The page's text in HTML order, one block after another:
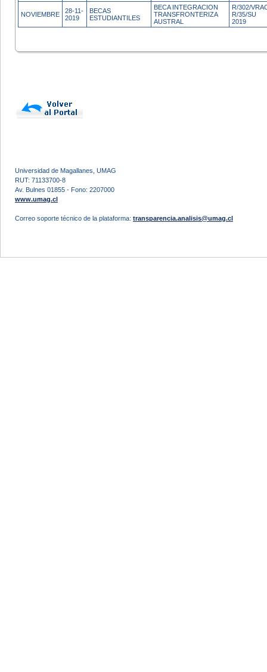
NOVIEMBRE
28-11-
2019
BECAS
ESTUDIANTILES
BECA INTEGRACION
TRANSFRONTERIZA
AUSTRAL
R/302/
R/35/SU
2019
Universidad de Magallanes, UMAG
RUT: 71133700-8
Av. Bulnes 01855 - Fono: 2207000
www.umag.cl
Correo soporte técnico de la plataforma: transparencia.analisis@umag.cl